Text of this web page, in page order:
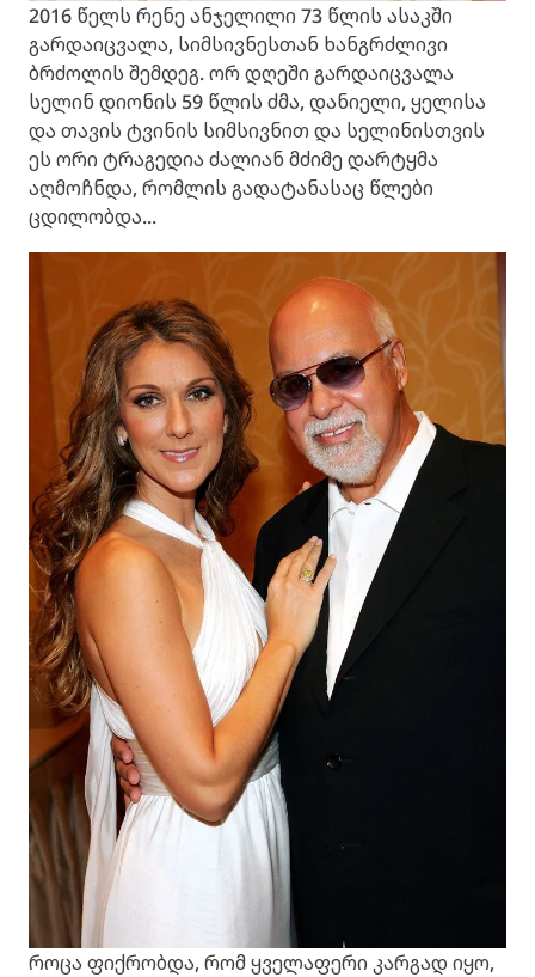
2016 წელს რენე ანჯელილი 73 წლის ასაკში
გარდაიცვალა, სიმსივნესთან ხანგრძლივი
ბრძოლის შემდეგ. ორ დღეში გარდაიცვალა
სელინ დიონის 59 წლის ძმა, დანიელი, ყელისა
და თავის ტვინის სიმსივნით და სელინისთვის
ეს ორი ტრაგედია ძალიან მძიმე დარტყმა
აღმოჩნდა, რომლის გადატანასაც წლები
ცდილობდა...
როცა ფიქრობდა, რომ ყველაფერი კარგად იყო,